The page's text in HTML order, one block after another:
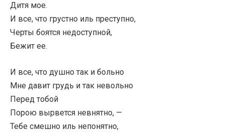
Дитя мое.
И все, что грустно иль преступно,
Черты боятся недоступной,
Бежит ее.
И все, что душно так и больно
Мне давит грудь и так невольно
Перед тобой
Порою вырвется невнятно, —
Тебе смешно иль непонятно,